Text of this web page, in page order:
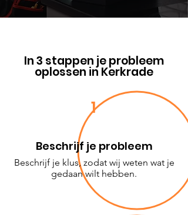
In 3 stappen je probleem
oplossen in Kerkrade
1
Beschrijf je probleem
Beschrijf je klus, zodat wij weten wat je
gedaan wilt hebben.